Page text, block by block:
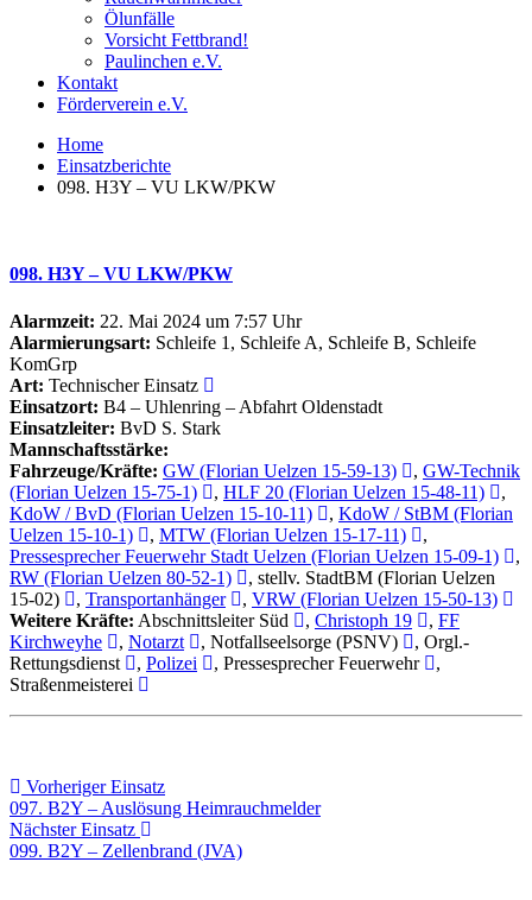
Ölunfälle
Vorsicht Fettbrand!
Paulinchen e.V.
Kontakt
Förderverein e.V.
Home
Einsatzberichte
098. H3Y – VU LKW/PKW
098. H3Y – VU LKW/PKW
Alarmzeit: 22. Mai 2024 um 7:57 Uhr
Alarmierungsart: Schleife 1, Schleife A, Schleife B, Schleife
KomGrp
Art: Technischer Einsatz
Einsatzort: B4 – Uhlenring – Abfahrt Oldenstadt
Einsatzleiter: BvD S. Stark
Mannschaftsstärke:
Fahrzeuge/Kräfte: GW (Florian Uelzen 15-59-13) , GW-Technik
(Florian Uelzen 15-75-1)
, HLF 20 (Florian Uelzen 15-48-11)
,
KdoW / BvD (Florian Uelzen 15-10-11)
, KdoW / StBM (Florian
Uelzen 15-10-1)
, MTW (Florian Uelzen 15-17-11)
,
Pressesprecher Feuerwehr Stadt Uelzen (Florian Uelzen 15-09-1)
,
RW (Florian Uelzen 80-52-1)
, stellv. StadtBM (Florian Uelzen
15-02)
, Transportanhänger , VRW (Florian Uelzen 15-50-13)
Weitere Kräfte: Abschnittsleiter Süd , Christoph 19 , FF
Kirchweyhe
, Notarzt , Notfallseelsorge (PSNV)
, Orgl.-
Rettungsdienst
, Polizei , Pressesprecher Feuerwehr
,
Straßenmeisterei
Beitragsnavigation
Vorheriger EinsatzVorheriger
Einsatz:
097. B2Y – Auslösung Heimrauchmelder
Nächster Einsatz
Einsatz:
099. B2Y – Zellenbrand (JVA)